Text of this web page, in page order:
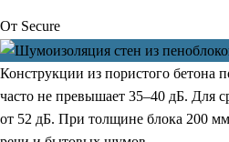
От Secure
Конструкции из пористого бетона
часто не превышает 35–40 дБ. Для
от 52 дБ. При толщине блока 200 мм